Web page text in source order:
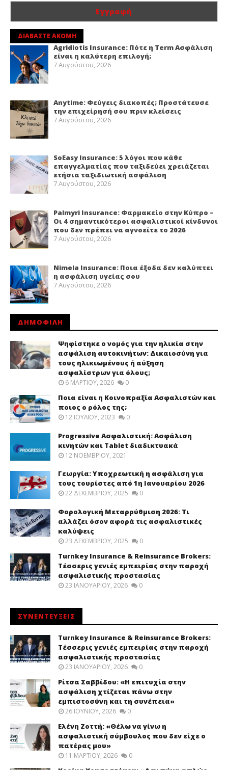
ΔΙΑΒΑΣΤΕ ΑΚΟΜΗ
Agridiotis Insurance: Πότε η Term Ασφάλιση
είναι η καλύτερη επιλογή;
7 Αυγούστου, 2026
Anytime: Φεύγεις διακοπές; Προστάτευσε
την επιχείρησή σου πριν κλείσεις
7 Αυγούστου, 2026
SoEasy Insurance: 5 λόγοι που κάθε
επαγγελματίας που ταξιδεύει χρειάζεται
ετήσια ταξιδιωτική ασφάλιση
7 Αυγούστου, 2026
Palmyri Insurance: Φαρμακείο στην Κύπρο –
Οι 4 σημαντικότεροι ασφαλιστικοί κίνδυνοι
που δεν πρέπει να αγνοείτε το 2026
7 Αυγούστου, 2026
Nimela Insurance: Ποια έξοδα δεν καλύπτει
η ασφάλιση υγείας σου
7 Αυγούστου, 2026
ΔΗΜΟΦΙΛΗ
Ψηφίστηκε ο νομός για την ηλικία στην
ασφάλιση αυτοκινήτων: Δικαιοσύνη για
τους ηλικιωμένους ή αύξηση
ασφαλίστρων για όλους;
6 ΜΑΡΤΊΟΥ, 2026 0
Ποια είναι η Κοινοπραξία Ασφαλιστών και
ποιος ο ρόλος της;
12 ΙΟΥΛΊΟΥ, 2023 0
Progressive Ασφαλιστική: Ασφάλιση
κινητών και Tablet διαδικτυακά
12 ΝΟΕΜΒΡΊΟΥ, 2021
Γεωργία: Υποχρεωτική η ασφάλιση για
τους τουρίστες από 1η Ιανουαρίου 2026
22 ΔΕΚΕΜΒΡΊΟΥ, 2025 0
Φορολογική Μεταρρύθμιση 2026: Τι
αλλάζει όσον αφορά τις ασφαλιστικές
καλύψεις
23 ΔΕΚΕΜΒΡΊΟΥ, 2025 0
Turnkey Insurance & Reinsurance Brokers:
Τέσσερις γενιές εμπειρίας στην παροχή
ασφαλιστικής προστασίας
23 ΙΑΝΟΥΑΡΊΟΥ, 2026 0
ΣΥΝΕΝΤΕΥΞΕΙΣ
Turnkey Insurance & Reinsurance Brokers:
Τέσσερις γενιές εμπειρίας στην παροχή
ασφαλιστικής προστασίας
23 ΙΑΝΟΥΑΡΊΟΥ, 2026 0
Ρίτσα Σαββίδου: «Η επιτυχία στην
ασφάλιση χτίζεται πάνω στην
εμπιστοσύνη και τη συνέπεια»
26 ΙΟΥΝΊΟΥ, 2026 0
Ελένη Ζοττή: «Θέλω να γίνω η
ασφαλιστική σύμβουλος που δεν είχε ο
πατέρας μου»
11 ΜΑΡΤΊΟΥ, 2026 0